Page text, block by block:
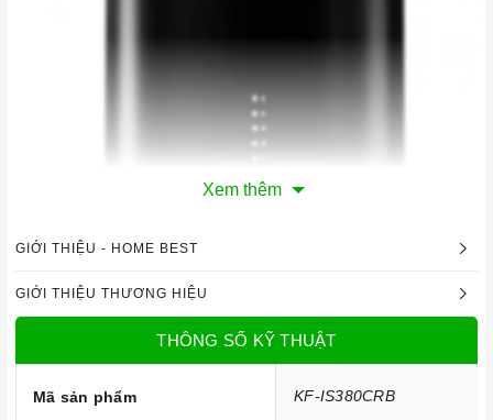
Máy hút khói, hút mùi đảo KAFF KF-IS380CRB |
Homebest
Xem thêm
GIỚI THIỆU - HOME BEST
GIỚI THIỆU THƯƠNG HIỆU
THÔNG SỐ KỸ THUẬT
Mã sản phẩm KF-IS380CRB